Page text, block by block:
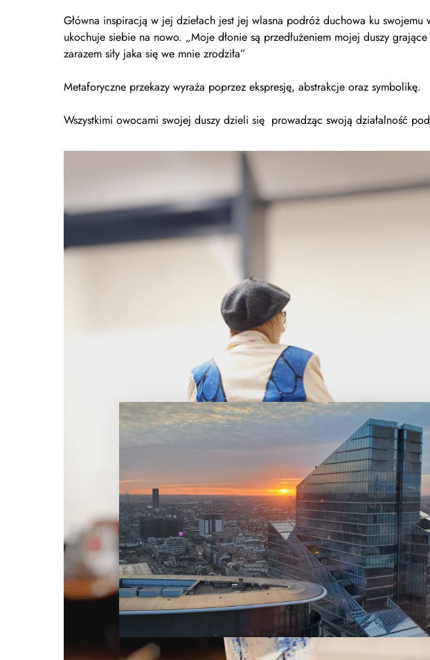
Główna inspiracją w jej dziełach jest jej wlasna podróż duchowa ku
ukochuje siebie na nowo. „Moje dłonie są przedłużeniem mojej duszy
zarazem siły jaka się we mnie zrodziła”
Metaforyczne przekazy wyraża poprzez ekspresję, abstrakcje oraz symbolikę.
Wszystkimi owocami swojej duszy dzieli się prowadząc swoją działalność